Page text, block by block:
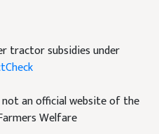
tractor subsidies under
not an official website of the
Welfare